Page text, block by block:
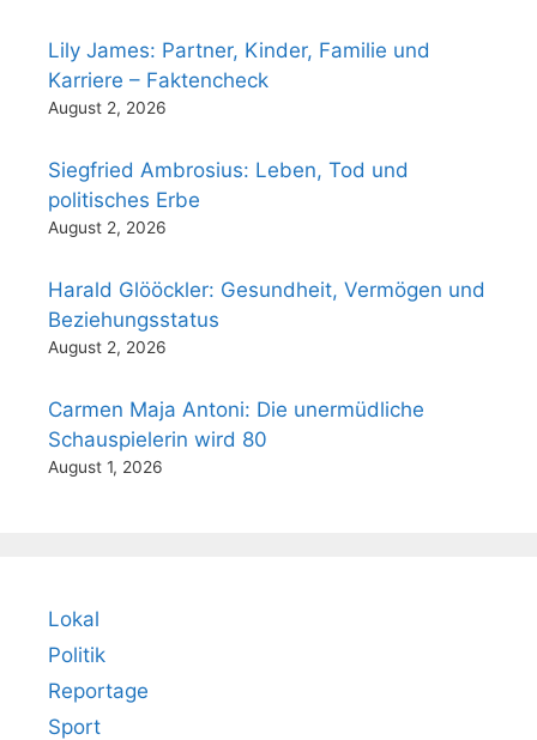
Lily James: Partner, Kinder, Familie und
Karriere – Faktencheck
August 2, 2026
Siegfried Ambrosius: Leben, Tod und
politisches Erbe
August 2, 2026
Harald Glööckler: Gesundheit, Vermögen und
Beziehungsstatus
August 2, 2026
Carmen Maja Antoni: Die unermüdliche
Schauspielerin wird 80
August 1, 2026
Lokal
Politik
Reportage
Sport